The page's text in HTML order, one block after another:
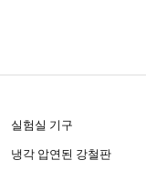
실험실 기구
냉각 압연된 강철판